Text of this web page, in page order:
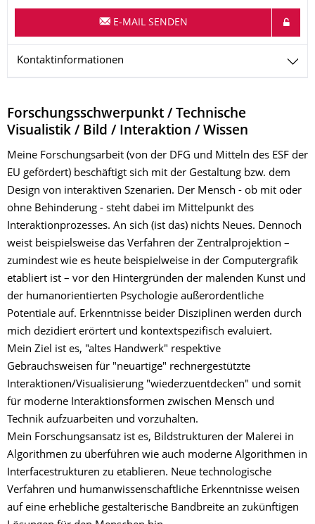
E-MAIL SENDEN
Kontaktinformationen
Forschungsschwerpunkt / Technische
Visualistik / Bild / Interaktion / Wissen
Meine Forschungsarbeit (von der DFG und Mitteln des ESF der
EU gefördert) beschäftigt sich mit der Gestaltung bzw. dem
Design von interaktiven Szenarien. Der Mensch - ob mit oder
ohne Behinderung - steht dabei im Mittelpunkt des
Interaktionprozesses. An sich (ist das) nichts Neues. Dennoch
weist beispielsweise das Verfahren der Zentralprojektion –
zumindest wie es heute beispielweise in der Computergrafik
etabliert ist – vor den Hintergründen der malenden Kunst und
der humanorientierten Psychologie außerordentliche
Potentiale auf. Erkenntnisse beider Disziplinen werden durch
mich dezidiert erörtert und kontextspezifisch evaluiert.
Mein Ziel ist es, "altes Handwerk" respektive
Gebrauchsweisen für "neuartige" rechnergestützte
Interaktionen/Visualisierung "wiederzuentdecken" und somit
für moderne Interaktionsformen zwischen Mensch und
Technik aufzuarbeiten und vorzuhalten.
Mein Forschungsansatz ist es, Bildstrukturen der Malerei in
Algorithmen zu überführen wie auch moderne Algorithmen in
Interfacestrukturen zu etablieren. Neue technologische
Verfahren und humanwissenschaftliche Erkenntnisse weisen
auf eine erhebliche gestalterische Bandbreite an zukünftigen